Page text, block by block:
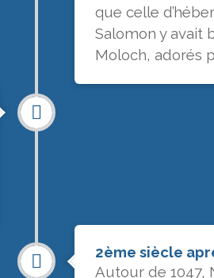
que celle
Salomon y avait
Moloch, adorés
2ème siècle
Autour de 1047,